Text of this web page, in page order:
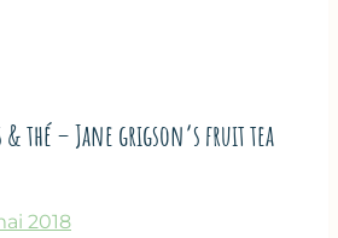
& thé – Jane grigson’s fruit tea
2018